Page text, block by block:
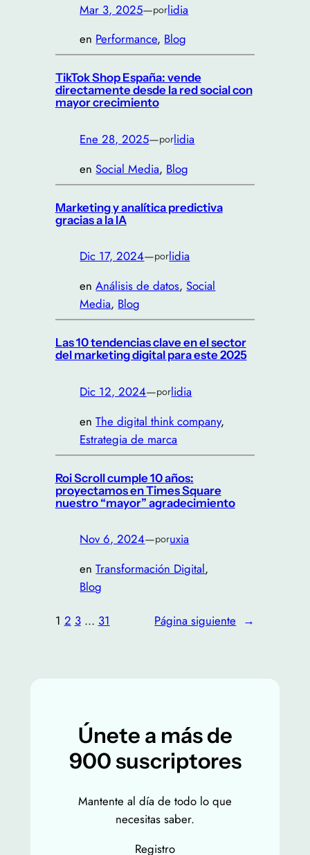
Mar 3, 2025—porlidia
en Performance, Blog
TikTok Shop España: vende
directamente desde la red social con
mayor crecimiento
Ene 28, 2025—porlidia
enSocial Media, Blog
Marketing y analítica predictiva
gracias a la IA
Dic 17, 2024—porlidia
enAnálisis de datos, Social
Media, Blog
Las 10 tendencias clave en el sector
del marketing digital para este 2025
Dic 12, 2024—porlidia
enThe digital think company
Estrategia de marca
Roi Scroll cumple 10 años:
proyectamos en Times Square
nuestro “mayor” agradecimiento
Nov 6, 2024—poruxia
enTransformación Digital
Blog
1 2 3 … 31 Página siguiente →
Únete a más de
900 suscriptores
Mantente al día de todo lo que
necesitas saber.
Registro